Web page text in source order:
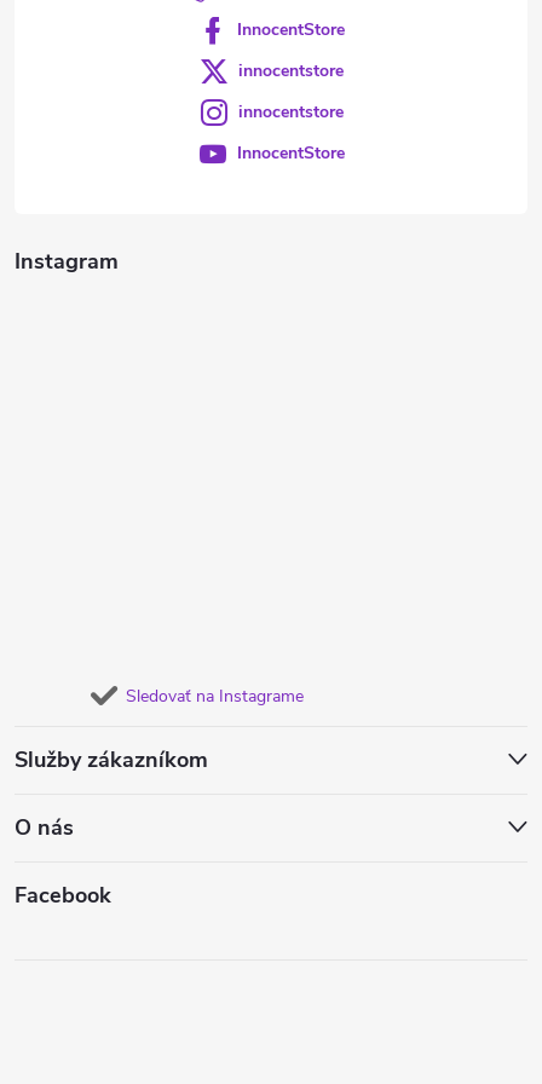
Instagram
Sledovať na Instagrame
Služby zákazníkom
O nás
Facebook
InnocentStore
innocentstore
innocentstore
InnocentStore